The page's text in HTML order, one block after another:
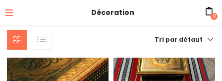
Décoration 0
Tri par défaut